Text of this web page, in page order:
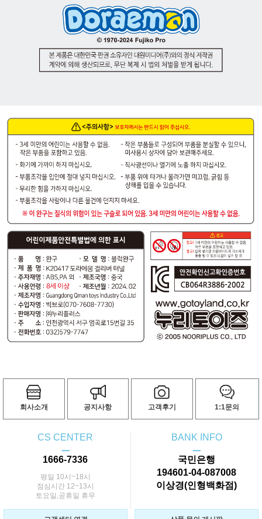
회사소개 공지사항 고객후기 1:1문의
CS CENTER
ㅡ
1666-7336
평일 10시~18시
점심시간 12~13시
토요일,공휴일 휴무
BANK INFO
ㅡ
국민은행
194601-04-087008
이상경(인형백화점)